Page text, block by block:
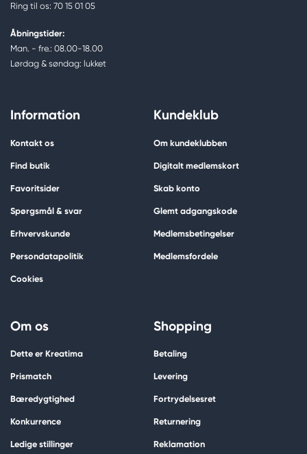
Ring til os: 70 15 01 05
Åbningstider:
Man. - fre.: 08.00-18.00
Lørdag & søndag: lukket
Information
Kontakt os
Find butik
Favoritsider
Spørgsmål & svar
Erhvervskunde
Persondatapolitik
Cookies
Kundeklub
Om kundeklubben
Digitalt medlemskort
Skab konto
Glemt adgangskode
Medlemsbetingelser
Medlemsfordele
Om os
Dette er Kreatima
Prismatch
Bæredygtighed
Konkurrence
Ledige stillinger
Shopping
Betaling
Levering
Fortrydelsesret
Returnering
Reklamation